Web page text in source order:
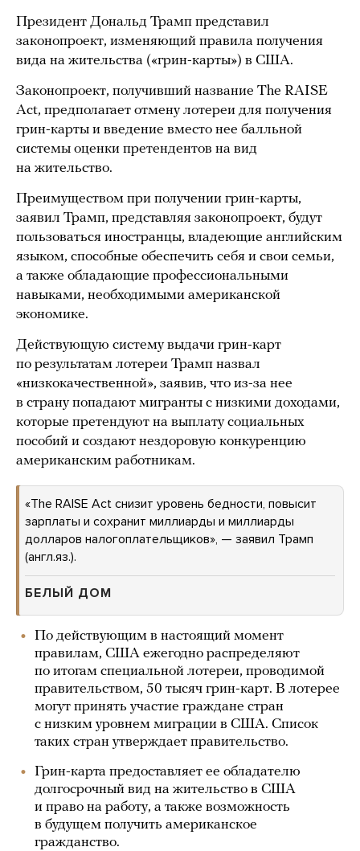
Президент Дональд Трамп представил
законопроект, изменяющий правила получения
вида на жительства («грин-карты») в США.
Законопроект, получивший название The RAISE
Act, предполагает отмену лотереи для получения
грин-карты и введение вместо нее балльной
системы оценки претендентов на вид
на жительство.
Преимуществом при получении грин-карты,
заявил Трамп, представляя законопроект, будут
пользоваться иностранцы, владеющие английским
языком, способные обеспечить себя и свои семьи,
а также обладающие профессиональными
навыками, необходимыми американской
экономике.
Действующую систему выдачи грин-карт
по результатам лотереи Трамп назвал
«низкокачественной», заявив, что из-за нее
в страну попадают мигранты с низкими доходами,
которые претендуют на выплату социальных
пособий и создают нездоровую конкуренцию
американским работникам.
«The RAISE Act снизит уровень бедности, повысит
зарплаты и сохранит миллиарды и миллиарды
долларов налогоплательщиков», — заявил Трамп
(англ.яз.).
БЕЛЫЙ ДОМ
По действующим в настоящий момент
правилам, США ежегодно распределяют
по итогам специальной лотереи, проводимой
правительством, 50 тысяч грин-карт. В лотерее
могут принять участие граждане стран
с низким уровнем миграции в США. Список
таких стран утверждает правительство.
Грин-карта предоставляет ее обладателю
долгосрочный вид на жительство в США
и право на работу, а также возможность
в будущем получить американское
гражданство.